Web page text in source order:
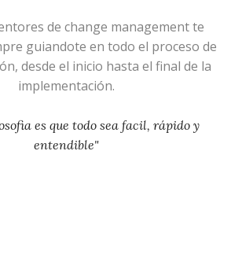
de change management te
guiandote en todo el proceso de
desde el inicio hasta el final de la
implementación.
es que todo sea facil, rápido y
entendible"